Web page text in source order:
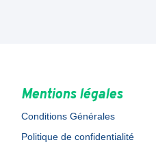
Mentions légales
Conditions Générales
Politique de confidentialité